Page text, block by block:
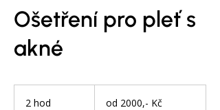
Ošetření pro pleť s
akné
2 hod od 2000,- Kč